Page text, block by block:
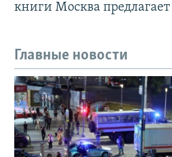
книги Москва
Главные новости